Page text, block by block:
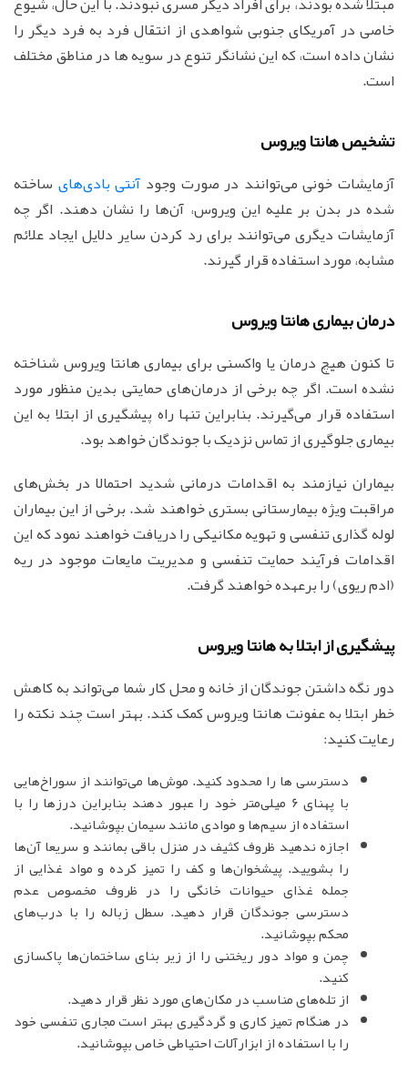
خاصی در آمریکای جنوبی شواهدی از انتقال فرد به فرد دیگر را
نشان داده است، که این نشانگر تنوع در سویه ها در مناطق مختلف
است.
تشخیص هانتا ویروس
آزمایشات خونی می‌توانند در صورت وجود آنتی بادی‌های ساخته
شده در بدن بر علیه این ویروس، آن‌ها را نشان دهند. اگر چه
آزمایشات دیگری می‌توانند برای رد کردن سایر دلایل ایجاد علائم
مشابه، مورد استفاده قرار گیرند.
درمان بیماری‌ هانتا ویروس
تا کنون هیچ درمان یا واکسنی برای بیماری‌ هانتا ویروس شناخته
نشده است. اگر چه برخی از درمان‌های حمایتی بدین منظور مورد
استفاده قرار می‌گیرند. بنابراین تنها راه پیشگیری از ابتلا به این
بیماری جلوگیری از تماس نزدیک با جوندگان خواهد بود.
بیماران نیازمند به اقدامات درمانی شدید احتمالا در بخش‌های
مراقبت ویژه بیمارستانی بستری خواهند شد. برخی از این بیماران
لوله گذاری تنفسی و تهویه مکانیکی را دریافت خواهند نمود که این
اقدامات فرآیند حمایت تنفسی و مدیریت مایعات موجود در ریه
(ادم ریوی) را برعهده خواهند گرفت.
پیشگیری از ابتلا به هانتا ویروس
دور نگه داشتن جوندگان از خانه و محل کار شما می‌تواند به کاهش
خطر ابتلا به عفونت‌ هانتا ویروس کمک کند. بهتر است چند نکته را
رعایت کنید:
دسترسی ها را محدود کنید. موش‌ها می‌توانند از سوراخ‌هایی
با پهنای 6 میلی‌متر خود را عبور دهند بنابراین درزها را با
استفاده از سیم‌ها و موادی مانند سیمان بپوشانید.
اجازه ندهید ظروف کثیف در منزل باقی بمانند و سریعا آن‌ها
را بشویید. پیشخوان‌ها و کف را تمیز کرده و مواد غذایی از
جمله غذای حیوانات خانگی را در ظروف مخصوص عدم
دسترسی جوندگان قرار دهید. سطل زباله را با درب‌های
محکم بپوشانید.
چمن و مواد دور ریختنی را از زیر بنای ساختمان‌ها پاکسازی
کنید.
از تله‌های مناسب در مکان‌های مورد نظر قرار دهید.
در هنگام تمیز کاری و گردگیری بهتر است مجاری تنفسی خود
را با استفاده از ابزارآلات احتیاطی خاص بپوشانید.